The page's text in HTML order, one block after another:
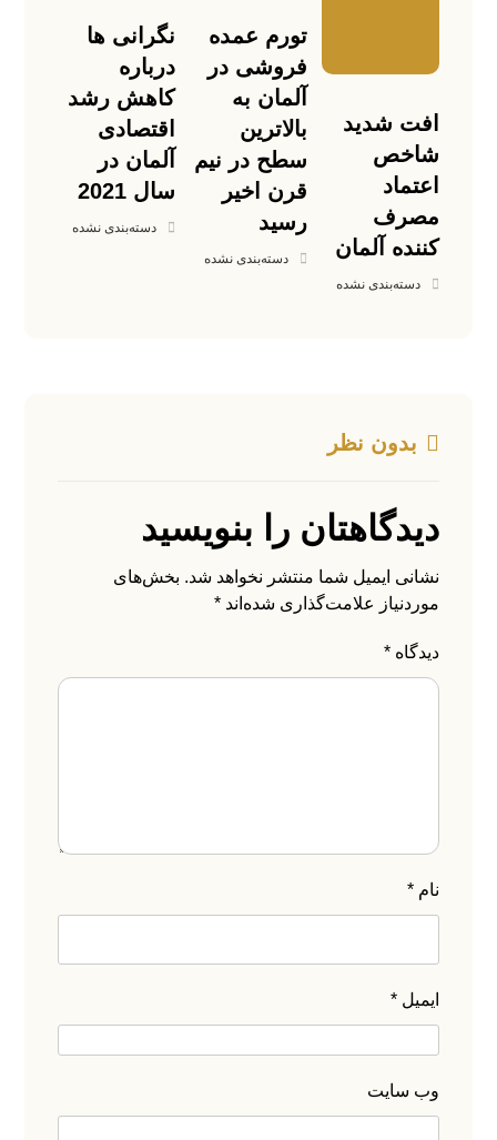
افت شدید
شاخص
اعتماد
مصرف
کننده آلمان
دسته‌بندی نشده
تورم عمده
‌فروشی در
آلمان به
بالاترین
سطح در نیم
قرن اخیر
رسید
دسته‌بندی نشده
نگرانی ها
درباره
کاهش رشد
اقتصادی
آلمان در
سال 2021
دسته‌بندی نشده
بدون نظر
دیدگاهتان را بنویسید
نشانی ایمیل شما منتشر نخواهد شد. بخش‌های
موردنیاز علامت‌گذاری شده‌اند*
دیدگاه*
نام*
ایمیل*
وب‌ سایت
خیابان نلسون
ماندلا(جردن
(ظفر غربی) –
اول شرقی
۷۱۱-۲
۰۲۱-۸۸۲۰۲
info@manif